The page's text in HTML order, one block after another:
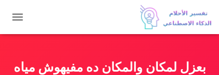
ب
ا
بعزل لمكان والمكان ده مفيهوش مياه